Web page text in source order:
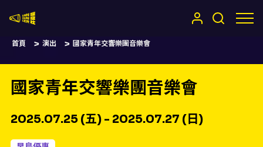
首頁 演出 國家青年交響樂團音樂會
國家青年交響樂團音樂會
2025.07.25 (五) - 2025.07.27 (日)